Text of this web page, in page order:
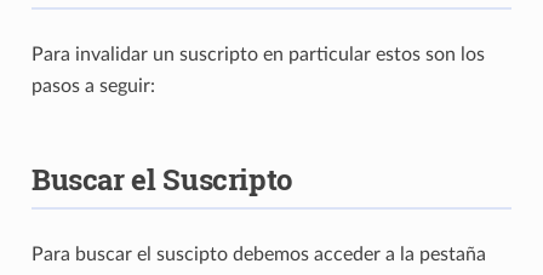
Para invalidar un suscripto en particular estos son los
pasos a seguir:
Buscar el Suscripto
Para buscar el suscipto debemos acceder a la pestaña